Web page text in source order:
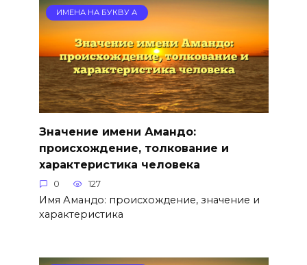
ИМЕНА НА БУКВУ А
Значение имени Амандо:
происхождение, толкование и
характеристика человека
0 127
Имя Амандо: происхождение, значение и
характеристика